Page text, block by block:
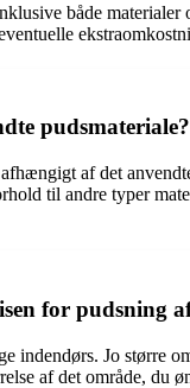
både
pudsmateriale?
af det
til andre typer
for pudsning
indendørs. Jo større
af det område, du